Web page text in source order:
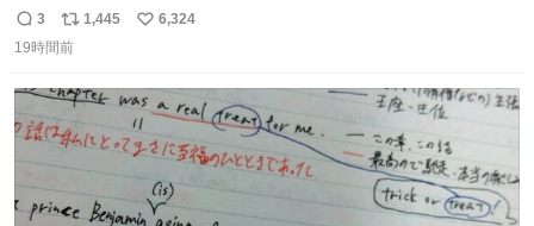
の立ち振る舞い指南コーナーで、大股を「下品」や「はし
たない」という言葉を使わず「勇敢すぎます」と洒落っ気
っていきたい… （昭和4年婦人倶楽部新年号より）
返
信
3
リ
ポ
ト
数
1,445
い
数
6,324
19時間前